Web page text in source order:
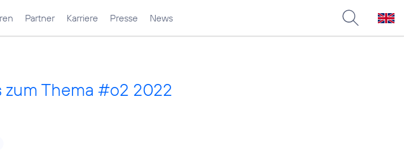
Partner Karriere Presse News
Thema #o2 2022